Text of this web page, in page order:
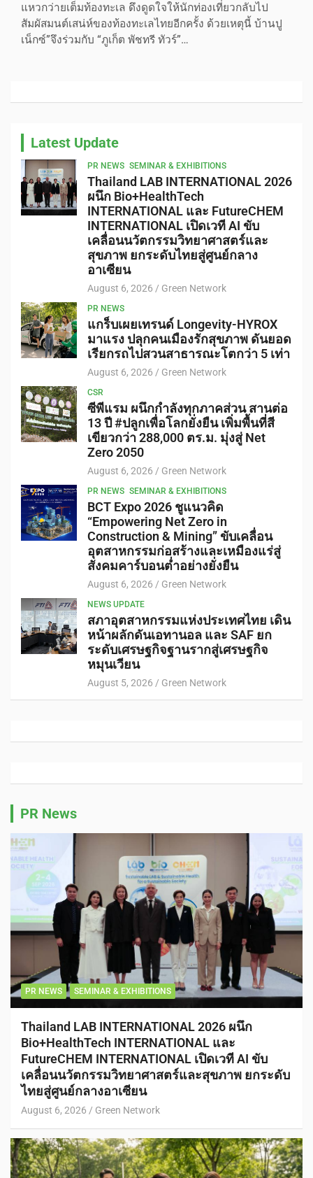
แหวกว่ายเต็มท้องทะเล ดึงดูดใจให้นักท่องเที่ยวกลับไป
สัมผัสมนต์เสน่ห์ของท้องทะเลไทยอีกครั้ง ด้วยเหตุนี้ บ้านปู
เน็กซ์”จึงร่วมกับ “ภูเก็ต พัชทรี ทัวร์”…
Latest Update
PR NEWS SEMINAR & EXHIBITIONS
Thailand LAB INTERNATIONAL 2026
ผนึก Bio+HealthTech
INTERNATIONAL และ FutureCHEM
INTERNATIONAL เปิดเวที AI ขับ
เคลื่อนนวัตกรรมวิทยาศาสตร์และ
สุขภาพ ยกระดับไทยสู่ศูนย์กลาง
อาเซียน
August 6, 2026 Green Network
PR NEWS
แกร็บเผยเทรนด์ Longevity-HYROX
มาแรง ปลุกคนเมืองรักสุขภาพ ดันยอด
เรียกรถไปสวนสาธารณะโตกว่า 5 เท่า
August 6, 2026 Green Network
CSR
ซีพีแรม ผนึกกำลังทุกภาคส่วน สานต่อ
13 ปี #ปลูกเพื่อโลกยั่งยืน เพิ่มพื้นที่สี
เขียวกว่า 288,000 ตร.ม. มุ่งสู่ Net
Zero 2050
August 6, 2026 Green Network
PR NEWS SEMINAR & EXHIBITIONS
BCT Expo 2026 ชูแนวคิด
“Empowering Net Zero in
Construction & Mining” ขับเคลื่อน
อุตสาหกรรมก่อสร้างและเหมืองแร่สู่
สังคมคาร์บอนต่ำอย่างยั่งยืน
August 6, 2026 Green Network
NEWS UPDATE
สภาอุตสาหกรรมแห่งประเทศไทย เดิน
หน้าผลักดันเอทานอล และ SAF ยก
ระดับเศรษฐกิจฐานรากสู่เศรษฐกิจ
หมุนเวียน
August 5, 2026 Green Network
PR News
PR NEWS SEMINAR & EXHIBITIONS
Thailand LAB INTERNATIONAL 2026 ผนึก
Bio+HealthTech INTERNATIONAL และ
FutureCHEM INTERNATIONAL เปิดเวที AI ขับ
เคลื่อนนวัตกรรมวิทยาศาสตร์และสุขภาพ ยกระดับ
ไทยสู่ศูนย์กลางอาเซียน
August 6, 2026 Green Network